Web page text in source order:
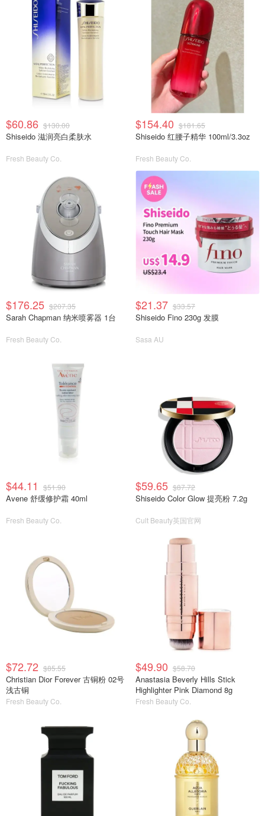
$60.86 $130.00
Shiseido 滋润亮白柔肤水
Fresh Beauty Co.
$154.40 $181.65
Shiseido 红腰子精华 100ml/3.3oz
Fresh Beauty Co.
$176.25 $207.35
Sarah Chapman 纳米喷雾器 1台
Fresh Beauty Co.
$21.37 $33.57
Shiseido Fino 230g 发膜
Sasa AU
$44.11 $51.90
Avene 舒缓修护霜 40ml
Fresh Beauty Co.
$59.65 $87.72
Shiseido Color Glow 提亮粉 7.2g
Cult Beauty英国官网
$72.72 $85.55
Christian Dior Forever 古铜粉 02号
浅古铜
Fresh Beauty Co.
$49.90 $58.70
Anastasia Beverly Hills Stick
Highlighter Pink Diamond 8g
Fresh Beauty Co.